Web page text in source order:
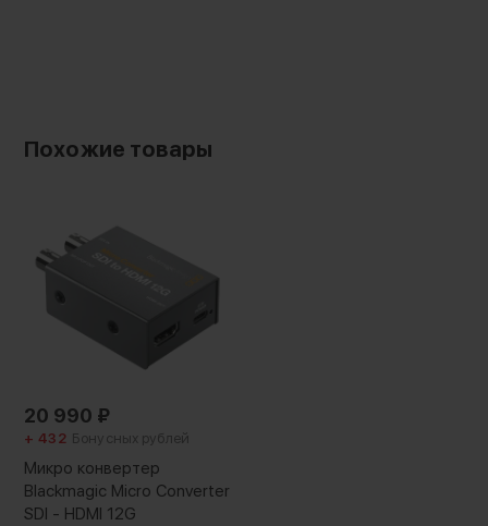
Похожие товары
20 990 ₽
+ 432 Бонусных рублей
Микро конвертер
Blackmagic Micro Converter
SDI - HDMI 12G